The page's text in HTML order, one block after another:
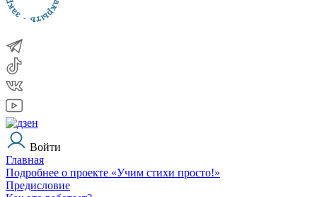
Войти
Главная
Подробнее о проекте «Учим стихи просто!»
Предисловие